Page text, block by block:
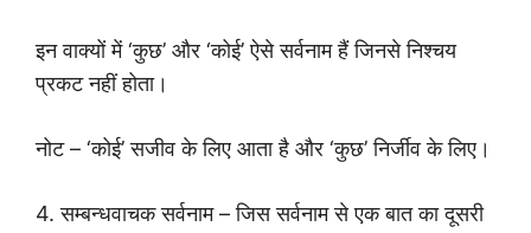
इन वाक्यों में ‘कुछ’ और ‘कोई’ ऐसे सर्वनाम हैं जिनसे निश्चय
प्रकट नहीं होता।
नोट – ‘कोई’ सजीव के लिए आता है और ‘कुछ’ निर्जीव के लिए।
4. सम्बन्धवाचक सर्वनाम – जिस सर्वनाम से एक बात का दूसरी